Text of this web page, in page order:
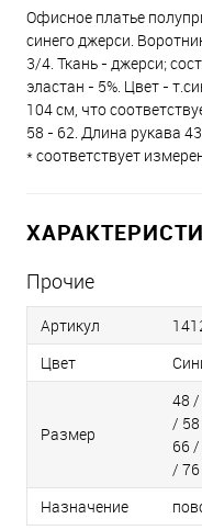
Офисное платье
синего джерси.
3/4. Ткань - джерси;
эластан - 5%. Цвет -
104 см, что
58 - 62. Длина рукава
* соответствует
Прочие
Артикул
Цвет
Размер
48
/
66
/ 76
Назначение